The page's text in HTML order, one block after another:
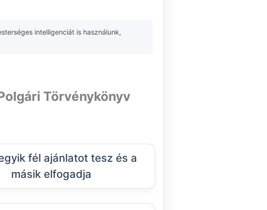
intelligenciát is használunk,
Törvénykönyv
fél ajánlatot tesz és a
másik elfogadja